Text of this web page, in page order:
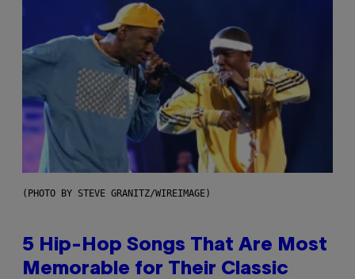
(PHOTO BY STEVE GRANITZ/WIREIMAGE)
5 Hip-Hop Songs That Are Most
Memorable for Their Classic